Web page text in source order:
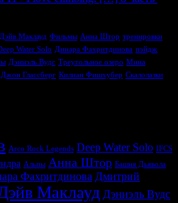
Дэйв Маклауд Фильмы Анна Штор тренировки
Water Solo Динара Фахритдинова пэйдж
Дэниэль Вудс Треугольное озеро Мина
Джон Глассберг Килиан Фишхубер Скалолазки
Arco Rock Legends Deep Water Solo IFCS
Альпы Анна Штор Башня Дьявола
Фахритдинова Дмитрий
Маклауд Дэниэль Вудс